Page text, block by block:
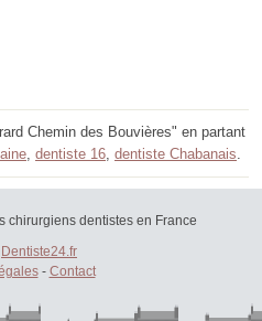
Chemin des Bouvières" en partant
, dentiste 16, dentiste Chabanais.
chirurgiens dentistes en France
Dentiste24.fr
- Contact